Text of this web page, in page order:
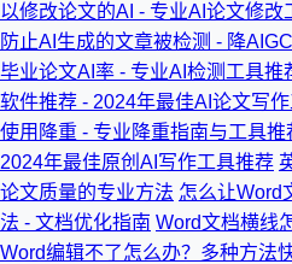
以修改论文的AI - 专业AI论文修
防止AI生成的文章被检测 - 降
毕业论文AI率 - 专业AI检测工具推
软件推荐 - 2024年最佳AI论文写作
使用降重 - 专业降重指南与工具推
2024年最佳原创AI写作工具推荐
论文质量的专业方法 怎么让Word
法 - 文档优化指南 Word文档横线
Word编辑不了怎么办？多种方法